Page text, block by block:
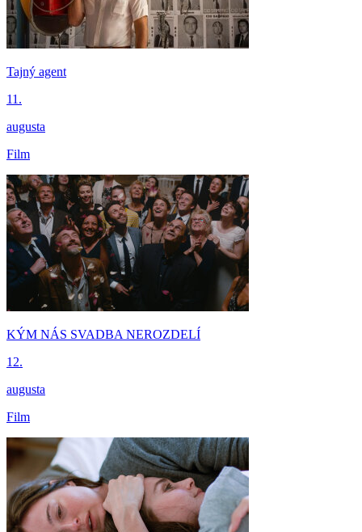
Tajný agent
11.
augusta
Film
KÝM NÁS SVADBA NEROZDELÍ
12.
augusta
Film